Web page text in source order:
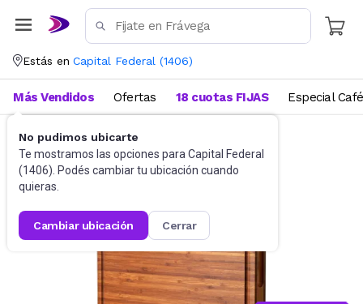
Estás en Capital Federal (1406)
No pudimos ubicarte
Te mostramos las opciones para Capital Federal
(1406). Podés cambiar tu ubicación cuando
quieras.
cambiar ubicación cerrar
Más Vendidos Ofertas 18 cuotas FIJAS Especial Café
Utensilios de cocina